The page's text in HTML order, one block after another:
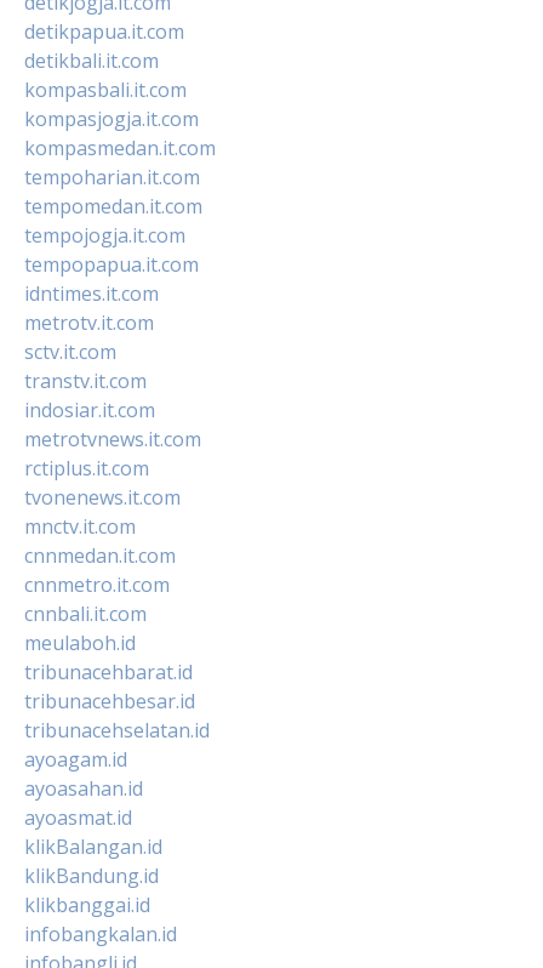
detikpapua.it.com
detikbali.it.com
kompasbali.it.com
kompasjogja.it.com
kompasmedan.it.com
tempoharian.it.com
tempomedan.it.com
tempojogja.it.com
tempopapua.it.com
idntimes.it.com
metrotv.it.com
sctv.it.com
transtv.it.com
indosiar.it.com
metrotvnews.it.com
rctiplus.it.com
tvonenews.it.com
mnctv.it.com
cnnmedan.it.com
cnnmetro.it.com
cnnbali.it.com
meulaboh.id
tribunacehbarat.id
tribunacehbesar.id
tribunacehselatan.id
ayoagam.id
ayoasahan.id
ayoasmat.id
klikBalangan.id
klikBandung.id
klikbanggai.id
infobangkalan.id